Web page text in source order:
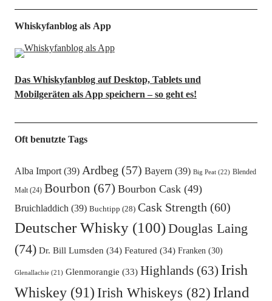
Whiskyfanblog als App
Das Whiskyfanblog auf Desktop, Tablets und
Mobilgeräten als App speichern – so geht es!
Oft benutzte Tags
Alba Import(39) Ardbeg (57) Bayern(39) Big Peat(22) Blended
Malt(24) Bourbon (67) Bourbon Cask(49)
Bruichladdich(39) Buchtipp (28) Cask Strength (60)
Deutscher Whisky(100)Douglas Laing
(74) Dr. Bill Lumsden (34) Featured (34) Franken(30)
Glenallachie(21) Glenmorangie (33) Highlands(63) Irish
Whiskey(91) Irish Whiskeys (82) Irland